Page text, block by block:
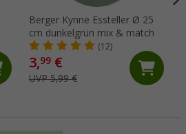
Berger Kynne Essteller Ø 25
cm dunkelgrün mix & match
(12)
3,99 €
UVP 5,99 €